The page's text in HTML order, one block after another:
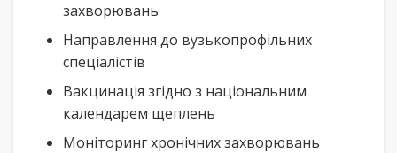
захворювань
Направлення до вузькопрофільних
спеціалістів
Вакцинація згідно з національним
календарем щеплень
Моніторинг хронічних захворювань